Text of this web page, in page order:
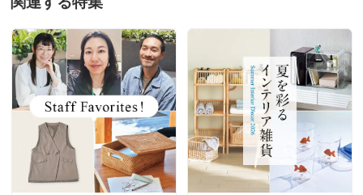
神奈川県
このタイプの揚げ物用鍋はなかなか店舗での扱いがなく
たまに見かけたとしても高い、と思ってたのでディノス
でコスパ良く購入できて助かりました。２つ購入し１つ
は結婚する娘用です。揚げ物初心者にも良いと思いま
す。星１つ減らしたのはもう少し体積を増やし横から火
が出ないようになるとより良いかと思いました。